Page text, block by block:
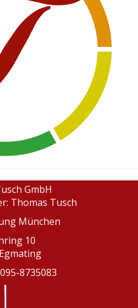
GmbH
Thomas Tusch
München
10
8735083